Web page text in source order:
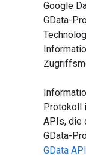
Google
GData-
Protokoll
APIs, die
GData-
GData